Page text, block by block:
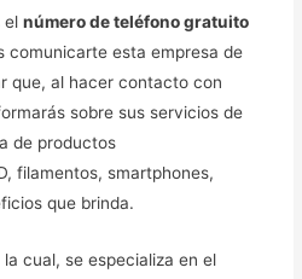
elnúmero de teléfono gratuito
comunicarte esta empresa de
que, al hacer contacto con
sobre sus servicios de
de productos
filamentos, smartphones,
que brinda.
cual, se especializa en el